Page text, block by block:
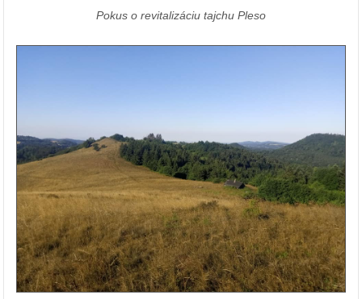
Pokus o revitalizáciu tajchu Pleso